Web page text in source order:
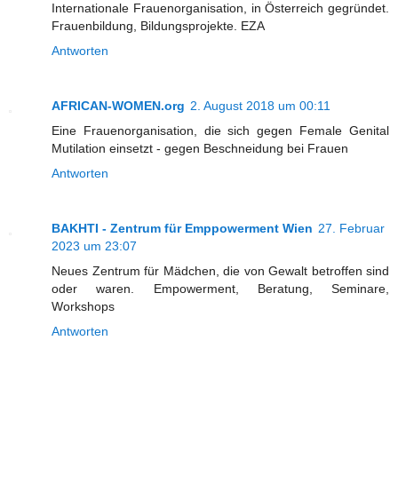
Internationale Frauenorganisation, in Österreich gegründet.
Frauenbildung, Bildungsprojekte. EZA
Antworten
AFRICAN-WOMEN.org 2. August 2018 um 00:11
Eine Frauenorganisation, die sich gegen Female Genital
Mutilation einsetzt - gegen Beschneidung bei Frauen
Antworten
BAKHTI - Zentrum für Emppowerment Wien 27. Februar
2023 um 23:07
Neues Zentrum für Mädchen, die von Gewalt betroffen sind
oder waren. Empowerment, Beratung, Seminare,
Workshops
Antworten